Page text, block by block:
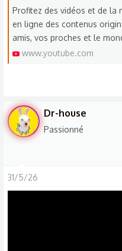
Profitez des vidéos et de la
en ligne des contenus
amis, vos proches et le
www.youtube.com
Dr-house
Passionné
31/5/26